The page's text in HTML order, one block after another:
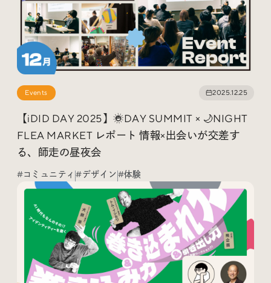
Events 2025.12.25
【iDID DAY 2025】☀️DAY SUMMIT × 🌙NIGHT
FLEA MARKET レポート 情報×出会いが交差す
る、師走の昼夜会
#コミュニティ #デザイン#体験